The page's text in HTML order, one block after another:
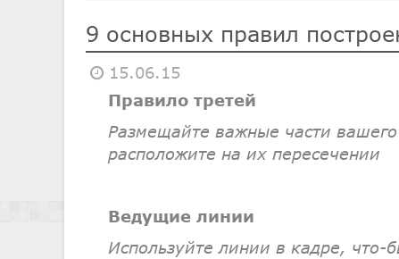
9 основных правил
15.06.15
Правило третей
Размещайте важные части
расположите на их пересечении
Ведущие линии
Используйте линии в кадре, что-